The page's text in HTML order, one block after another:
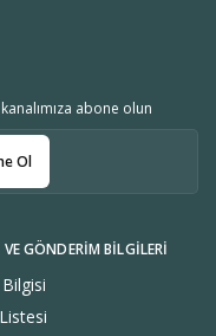
VE GÖNDERIM BILGILERI
abone olun
Ol